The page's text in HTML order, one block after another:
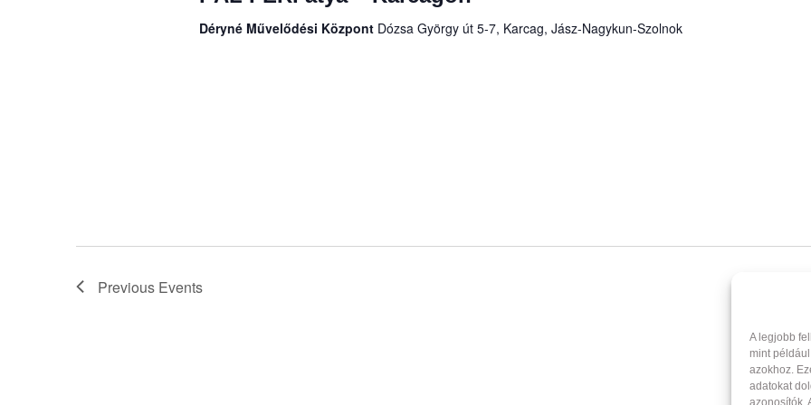
A legjobb
mint
azokhoz.
adatokat
azonosítók.
Déryné Művelődési Központ Dózsa György út 5-7, Karcag, Jász-Nagykun-Szolnok
Previous Events